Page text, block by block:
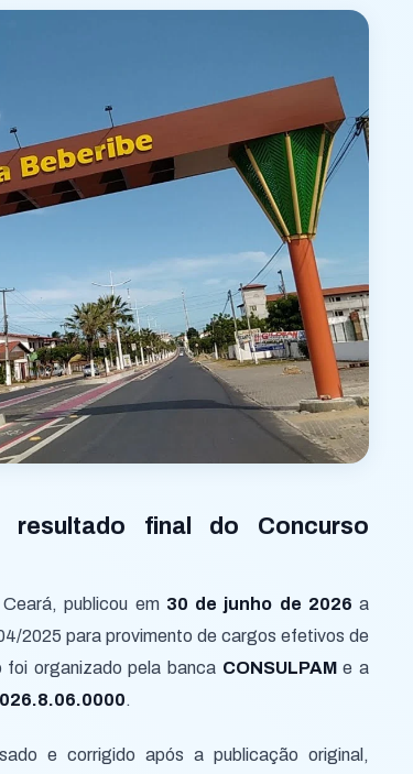
resultado final do Concurso
publicou em 30 de junho de 2026 a
2025 para provimento de cargos efetivos de
foi organizado pela banca CONSULPAMe a
.
e corrigido após a publicação original,